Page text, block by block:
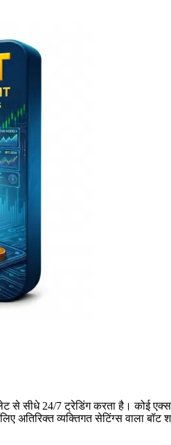
से सीधे 24/7 ट्रेडिंग करता है। कोई
अतिरिक्त व्यक्तिगत सेटिंग्स वाला बॉट